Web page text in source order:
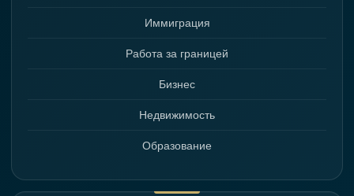
Иммиграция
Работа за границей
Бизнес
Недвижимость
Образование